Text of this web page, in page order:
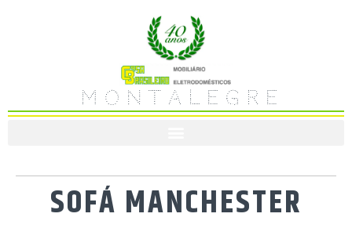
M O N T A L E G R E
SOFÁ MANCHESTER